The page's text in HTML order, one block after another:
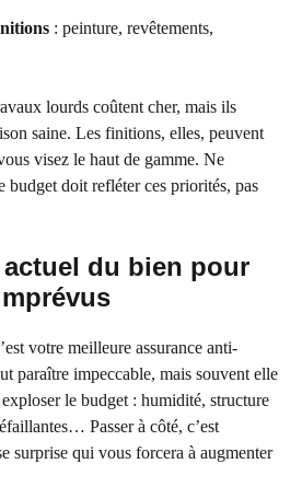
: peinture, revêtements,
lourds coûtent cher, mais ils
saine. Les finitions, elles, peuvent
visez le haut de gamme. Ne
budget doit refléter ces priorités, pas
actuel du bien pour
votre meilleure assurance anti-
paraître impeccable, mais souvent elle
le budget : humidité, structure
Passer à côté, c’est
surprise qui vous forcera à augmenter